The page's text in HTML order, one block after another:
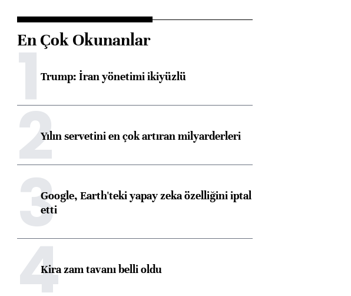
En Çok Okunanlar
1Trump: İran yönetimi ikiyüzlü
2Yılın servetini en çok artıran milyarderleri
3Google, Earth'teki yapay zeka özelliğini iptal
etti
4Kira zam tavanı belli oldu